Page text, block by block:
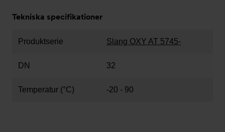
Tekniska specifikationer
Produktserie Slang OXY AT 5745-
DN 32
Temperatur (°C) -20 - 90